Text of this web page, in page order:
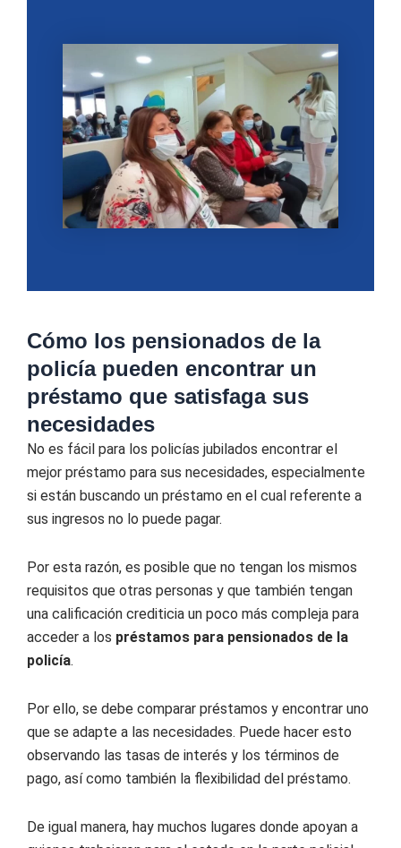
Cómo los pensionados de la
policía pueden encontrar un
préstamo que satisfaga sus
necesidades
No es fácil para los policías jubilados encontrar el
mejor préstamo para sus necesidades, especialmente
si están buscando un préstamo en el cual referente a
sus ingresos no lo puede pagar.
Por esta razón, es posible que no tengan los mismos
requisitos que otras personas y que también tengan
una calificación crediticia un poco más compleja para
acceder a los préstamos para pensionados de la
policía.
Por ello, se debe comparar préstamos y encontrar uno
que se adapte a las necesidades. Puede hacer esto
observando las tasas de interés y los términos de
pago, así como también la flexibilidad del préstamo.
De igual manera, hay muchos lugares donde apoyan a